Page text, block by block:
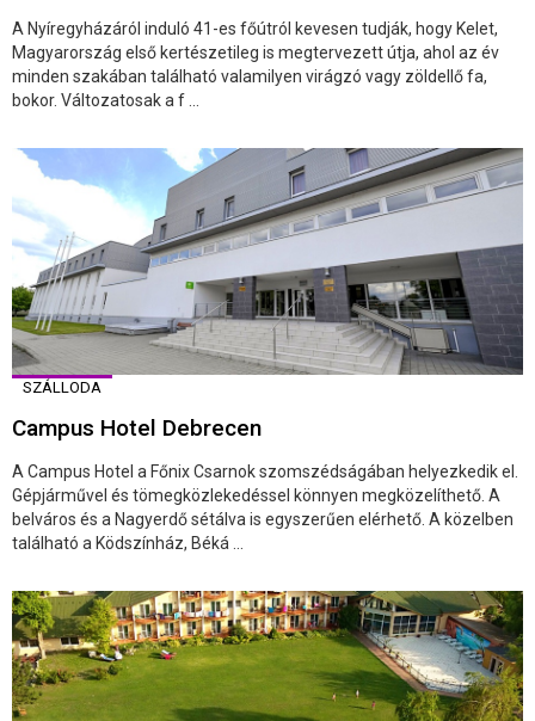
A Nyíregyházáról induló 41-es főútról kevesen tudják, hogy Kelet,
Magyarország első kertészetileg is megtervezett útja, ahol az év
minden szakában található valamilyen virágzó vagy zöldellő fa,
bokor. Változatosak a f ...
SZÁLLODA
Campus Hotel Debrecen
A Campus Hotel a Főnix Csarnok szomszédságában helyezkedik el.
Gépjárművel és tömegközlekedéssel könnyen megközelíthető. A
belváros és a Nagyerdő sétálva is egyszerűen elérhető. A közelben
található a Ködszínház, Béká ...